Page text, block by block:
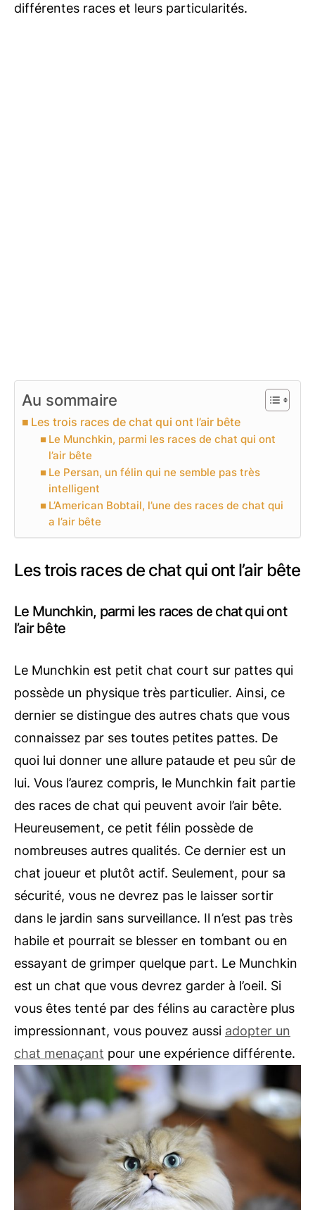
différentes races et leurs particularités.
Au sommaire
Les trois races de chat qui ont l’air bête
Le Munchkin, parmi les races de chat qui ont
l’air bête
Le Persan, un félin qui ne semble pas très
intelligent
L’American Bobtail, l’une des races de chat qui
a l’air bête
Les trois races de chat qui ont l’air bête
Le Munchkin, parmi les races de chat qui ont
l’air bête
Le Munchkin est petit chat court sur pattes qui
possède un physique très particulier. Ainsi, ce
dernier se distingue des autres chats que vous
connaissez par ses toutes petites pattes. De
quoi lui donner une allure pataude et peu sûr de
lui. Vous l’aurez compris, le Munchkin fait partie
des races de chat qui peuvent avoir l’air bête.
Heureusement, ce petit félin possède de
nombreuses autres qualités. Ce dernier est un
chat joueur et plutôt actif. Seulement, pour sa
sécurité, vous ne devrez pas le laisser sortir
dans le jardin sans surveillance. Il n’est pas très
habile et pourrait se blesser en tombant ou en
essayant de grimper quelque part. Le Munchkin
est un chat que vous devrez garder à l’oeil. Si
vous êtes tenté par des félins au caractère plus
impressionnant, vous pouvez aussi adopter un
chat menaçant pour une expérience différente.